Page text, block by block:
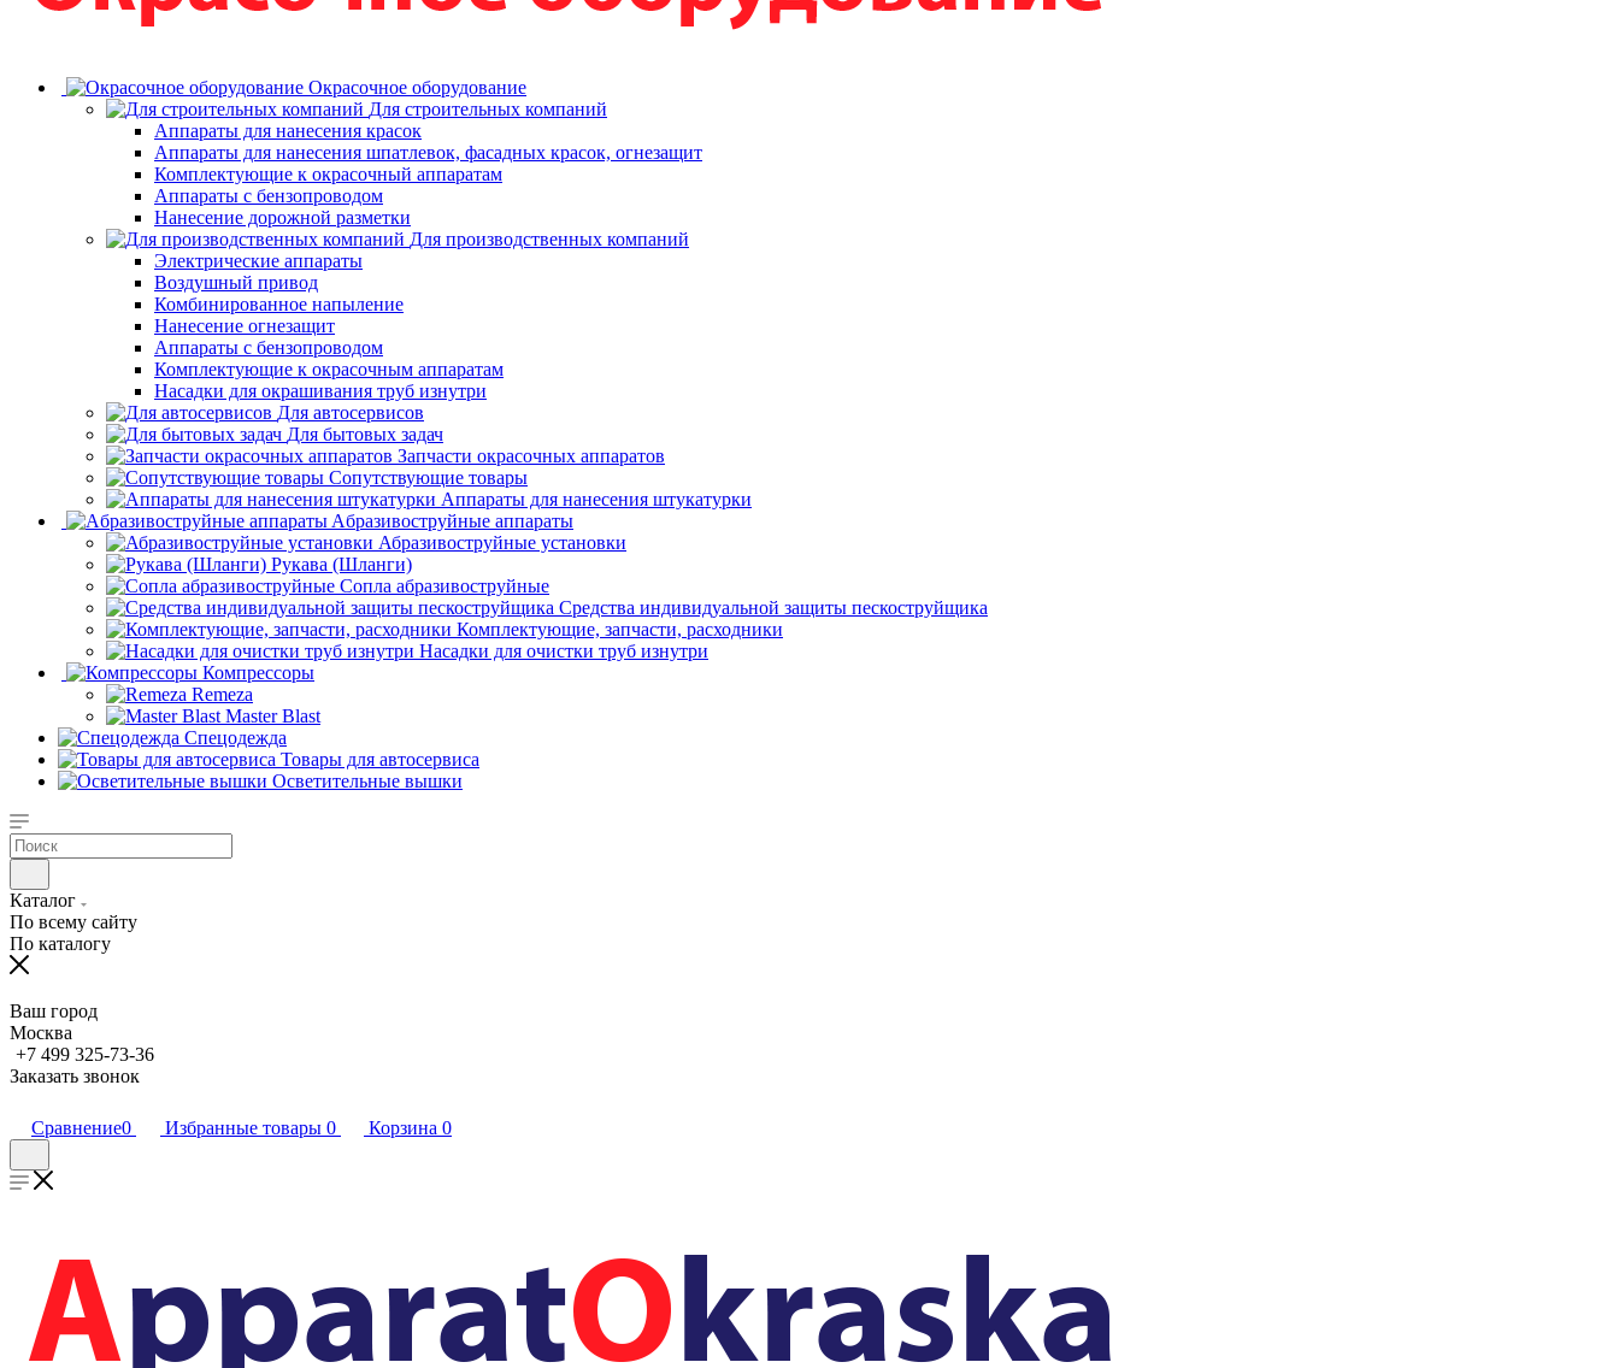
Окрасочное оборудование
Для строительных компаний
Аппараты для нанесения красок
Аппараты для нанесения шпатлевок, фасадных красок, огнезащит
Комплектующие к окрасочный аппаратам
Аппараты с бензопроводом
Нанесение дорожной разметки
Для производственных компаний
Электрические аппараты
Воздушный привод
Комбинированное напыление
Нанесение огнезащит
Аппараты с бензопроводом
Комплектующие к окрасочным аппаратам
Насадки для окрашивания труб изнутри
Для автосервисов
Для бытовых задач
Запчасти окрасочных аппаратов
Сопутствующие товары
Аппараты для нанесения штукатурки
Aбразивоструйные аппараты
Абразивоструйные установки
Рукава (Шланги)
Сопла абразивоструйные
Средства индивидуальной защиты пескоструйщика
Комплектующие, запчасти, расходники
Насадки для очистки труб изнутри
Компрессоры
Remeza
Master Blast
Спецодежда
Товары для автосервиса
Осветительные вышки
Каталог
По всему сайту
По каталогу
Ваш город
Москва
+7 499 325-73-36
Заказать звонок
Сравнение0 Избранные товары 0 Корзина 0